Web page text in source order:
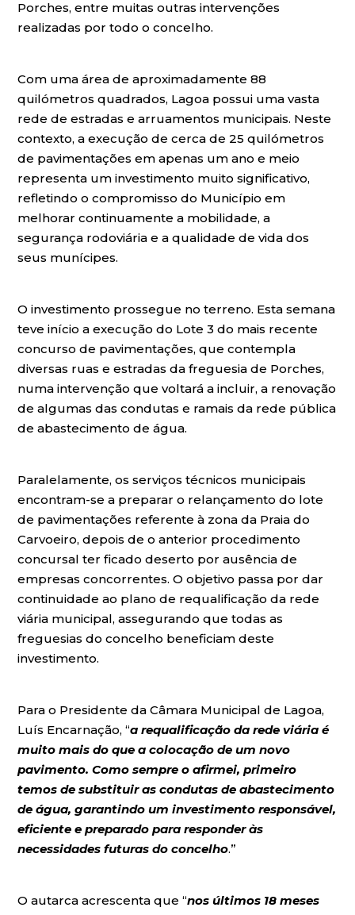
Porches, entre muitas outras intervenções
realizadas por todo o concelho.
Com uma área de aproximadamente 88
quilómetros quadrados, Lagoa possui uma vasta
rede de estradas e arruamentos municipais. Neste
contexto, a execução de cerca de 25 quilómetros
de pavimentações em apenas um ano e meio
representa um investimento muito significativo,
refletindo o compromisso do Município em
melhorar continuamente a mobilidade, a
segurança rodoviária e a qualidade de vida dos
seus munícipes.
O investimento prossegue no terreno. Esta semana
teve início a execução do Lote 3 do mais recente
concurso de pavimentações, que contempla
diversas ruas e estradas da freguesia de Porches,
numa intervenção que voltará a incluir, a renovação
de algumas das condutas e ramais da rede pública
de abastecimento de água.
Paralelamente, os serviços técnicos municipais
encontram-se a preparar o relançamento do lote
de pavimentações referente à zona da Praia do
Carvoeiro, depois de o anterior procedimento
concursal ter ficado deserto por ausência de
empresas concorrentes. O objetivo passa por dar
continuidade ao plano de requalificação da rede
viária municipal, assegurando que todas as
freguesias do concelho beneficiam deste
investimento.
Para o Presidente da Câmara Municipal de Lagoa,
Luís Encarnação, “a requalificação da rede viária é
muito mais do que a colocação de um novo
pavimento. Como sempre o afirmei, primeiro
temos de substituir as condutas de abastecimento
de água, garantindo um investimento responsável,
eficiente e preparado para responder às
necessidades futuras do concelho.”
O autarca acrescenta que “nos últimos 18 meses